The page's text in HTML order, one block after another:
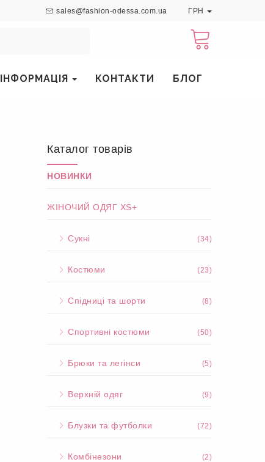
sales@fashion-odessa.com.ua ГРН
ІНФОРМАЦІЯ КОНТАКТИ БЛОГ
Каталог товарів
НОВИНКИ
ЖІНОЧИЙ ОДЯГ XS+
Сукні (34)
Костюми (23)
Спідниці та шорти (8)
Спортивні костюми (50)
Брюки та легінси (5)
Верхній одяг (9)
Блузки та футболки (72)
Комбінезони (2)